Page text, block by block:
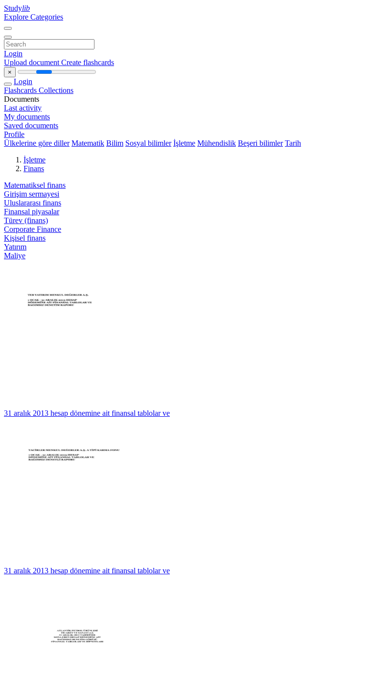
Studylib
Explore Categories
Login
Upload document Create flashcards
×
Login
Flashcards Collections
Documents
Last activity
My documents
Saved documents
Profile
Ülkelerine göre diller Matematik Bilim Sosyal bilimler İşletme Mühendislik Beşeri bilimler Tarih
İşletme
Finans
Matematiksel finans
Girişim sermayesi
Uluslararası finans
Finansal piyasalar
Türev (finans)
Corporate Finance
Kişisel finans
Yatırım
Maliye
31 aralık 2013 hesap dönemine ait finansal tablolar ve
31 aralık 2013 hesap dönemine ait finansal tablolar ve